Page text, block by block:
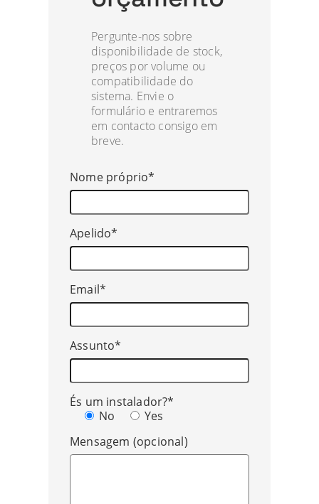
Pergunte-nos sobre
disponibilidade de stock,
preços por volume ou
compatibilidade do
sistema. Envie o
formulário e entraremos
em contacto consigo em
breve.
Nome próprio*
Apelido*
Email*
Assunto*
És um instalador?*
No
Yes
Mensagem (opcional)